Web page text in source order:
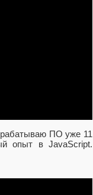
ПО уже 11
опыт в JavaScript.